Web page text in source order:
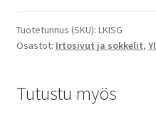
Tuotetunnus (SKU): LKISG
Osastot: Irtosivut ja sokkelit,
Tutustu myös